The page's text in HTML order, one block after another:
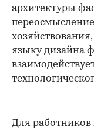
архитектуры
языку дизайна
Для